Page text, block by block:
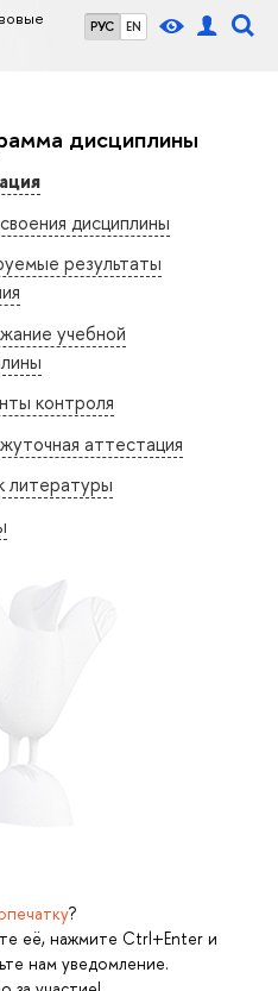
РУС EN
дисциплины
дисциплины
результаты
учебной
контроля
аттестация
литературы
?
её, нажмите Ctrl+Enter и
нам уведомление.